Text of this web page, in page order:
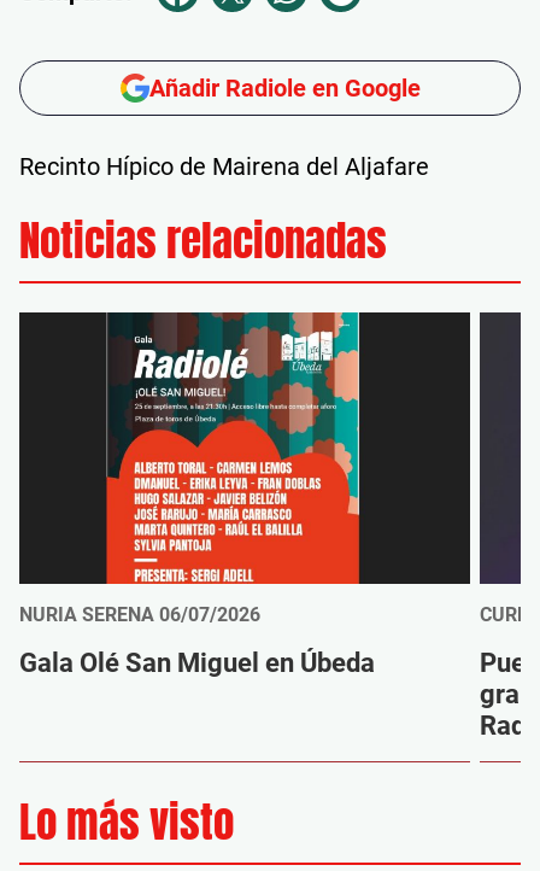
Añadir Radiole en Google
Recinto Hípico de Mairena del Aljafare
Noticias relacionadas
NURIA SERENA 06/07/2026
Gala Olé San Miguel en Úbeda
gran
Lo más visto